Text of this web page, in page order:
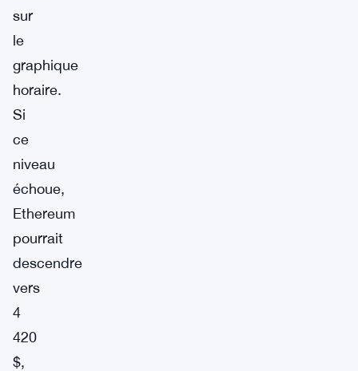
sur
le
graphique
horaire.
Si
ce
niveau
échoue,
Ethereum
pourrait
descendre
vers
4
420
$,